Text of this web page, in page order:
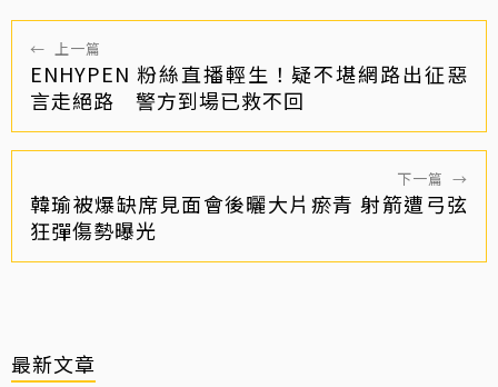
← 上一篇
ENHYPEN 粉絲直播輕生！疑不堪網路出征惡
言走絕路 警方到場已救不回
下一篇 →
韓瑜被爆缺席見面會後曬大片瘀青 射箭遭弓弦
狂彈傷勢曝光
最新文章